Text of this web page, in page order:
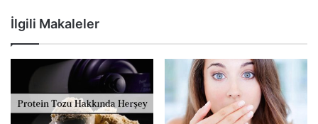
İlgili Makaleler